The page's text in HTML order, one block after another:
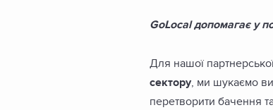
GoLocal допомагає у
Для нашої
сектору, ми шукаємо
перетворити бачення